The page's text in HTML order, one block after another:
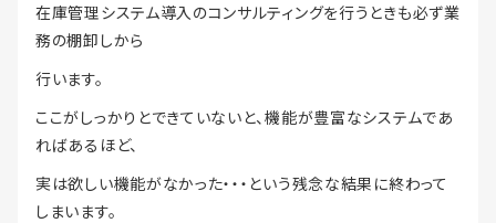
在庫管理システム導入のコンサルティングを行うときも必ず業
務の棚卸しから
行います。
ここがしっかりとできていないと、機能が豊富なシステムであ
ればあるほど、
実は欲しい機能がなかった・・・という残念な結果に終わって
しまいます。